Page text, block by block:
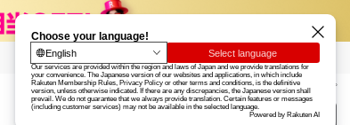
楽天グループ カード
お知らせ ヘルプ
ログイン